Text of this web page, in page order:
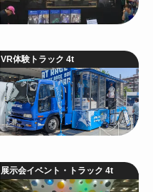
VR体験トラック 4t
展示会イベント・トラック 4t